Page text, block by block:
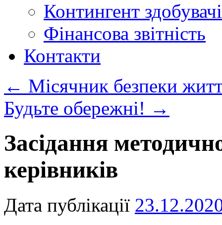
Контингент
Фінансова звітність
Контакти
← Місячник безпеки
Будьте обережні! →
Засідання
керівників
Дата публікації